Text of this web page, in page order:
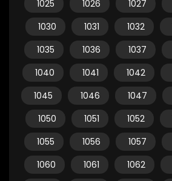
1025
1026 1027
1030
1031 1032
1035
1036 1037
1040
1041 1042
1045
1046 1047
1050
1051 1052
1055
1056 1057
1060
1061 1062